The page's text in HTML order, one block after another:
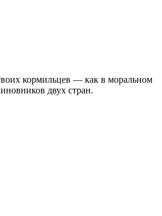
кормильцев — как в моральном
двух стран.